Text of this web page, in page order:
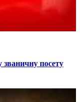
званичну посету